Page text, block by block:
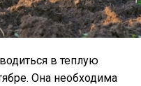
в теплую
Она необходима